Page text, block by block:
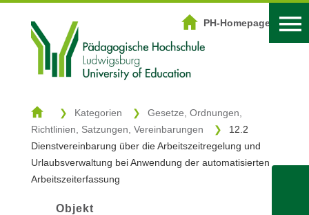
PH-Homepage
DOWNLOADZENTRUM
Kategorien
Schlagwörter
Suche
Kategorien
Gesetze, Ordnungen,
Richtlinien, Satzungen, Vereinbarungen
12.2
Dienstvereinbarung über die Arbeitszeitregelung und
Urlaubsverwaltung bei Anwendung der automatisierten
Arbeitszeiterfassung
Objekt